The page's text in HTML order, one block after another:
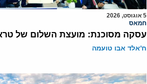
5 אוגוסט, 2026
חמאס
עסקה מסוכנת: מועצת השלום של
ח'אלד אבו טועמה